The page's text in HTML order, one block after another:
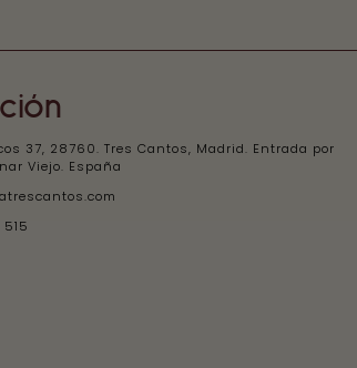
37, 28760. Tres Cantos, Madrid. Entrada por
Viejo. España